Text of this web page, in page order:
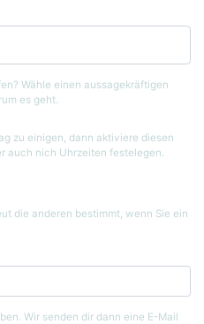
Wähle einen aussagekräftigen
es geht.
zu einigen, dann aktiviere diesen
auch nich Uhrzeiten festelegen.
die anderen bestimmt, wenn Sie ein
Wir senden dir dann eine E-Mail